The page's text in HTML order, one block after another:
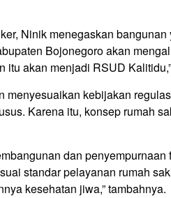
Ninik menegaskan
Bojonegoro akan
akan menjadi RSUD
kebijakan
Karena itu, konsep rumah
dan penyempurnaan
standar pelayanan rumah
kesehatan jiwa,” tambahnya.